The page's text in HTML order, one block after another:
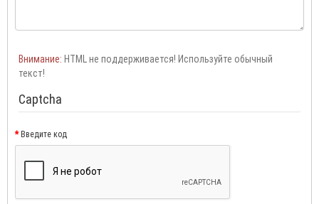
Внимание: HTML не поддерживается! Используйте обычный
текст!
Captcha
Введите код